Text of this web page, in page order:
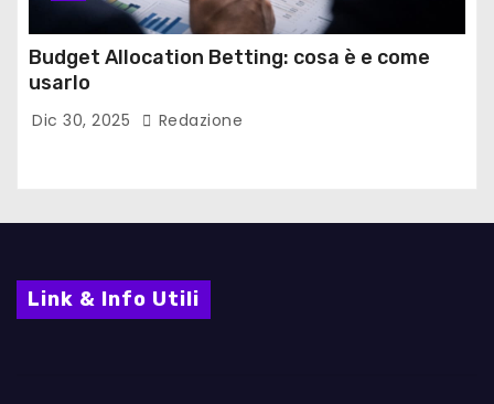
Budget Allocation Betting: cosa è e come
usarlo
Dic 30, 2025 Redazione
Link & Info Utili